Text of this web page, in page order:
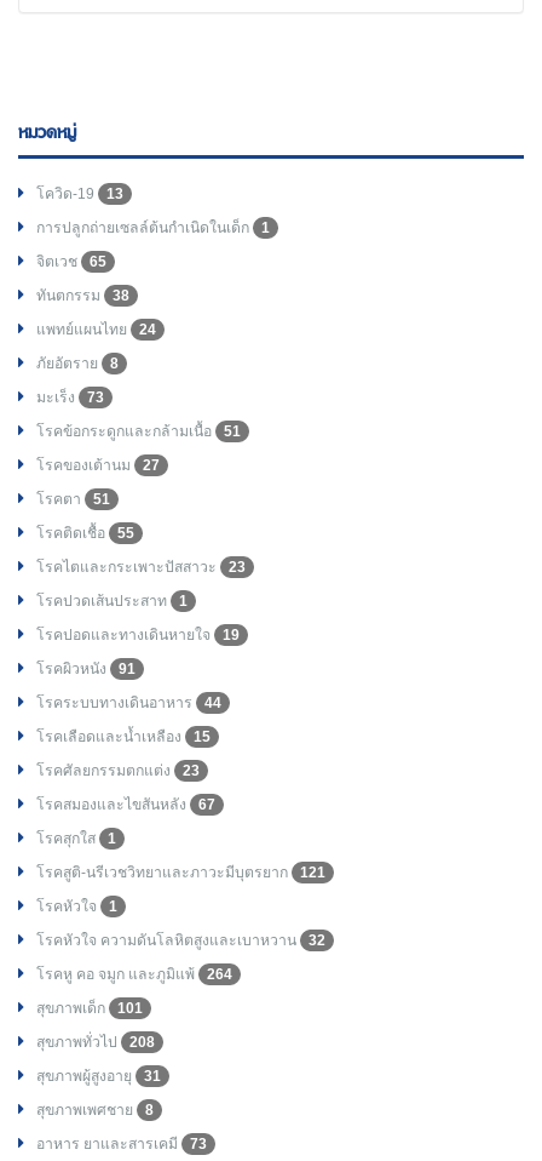
หมวดหมู่
โควิด-19
13
การปลูกถ่ายเซลล์ต้นกำเนิดในเด็ก
1
จิตเวช
65
ทันตกรรม
38
แพทย์แผนไทย
24
ภัยอัตราย
8
มะเร็ง
73
โรคข้อกระดูกและกล้ามเนื้อ
51
โรคของเต้านม
27
โรคตา
51
โรคติดเชื้อ
55
โรคไตและกระเพาะปัสสาวะ
23
โรคปวดเส้นประสาท
1
โรคปอดและทางเดินหายใจ
19
โรคผิวหนัง
91
โรคระบบทางเดินอาหาร
44
โรคเลือดและน้ำเหลือง
15
โรคศัลยกรรมตกแต่ง
23
โรคสมองและไขสันหลัง
67
โรคสุกใส
1
โรคสูติ-นรีเวชวิทยาและภาวะมีบุตรยาก
121
โรคหัวใจ
1
โรคหัวใจ ความดันโลหิตสูงและเบาหวาน
32
โรคหู คอ จมูก และภูมิแพ้
264
สุขภาพเด็ก
101
สุขภาพทั่วไป
208
สุขภาพผู้สูงอายุ
31
สุขภาพเพศชาย
8
อาหาร ยาและสารเคมี
73